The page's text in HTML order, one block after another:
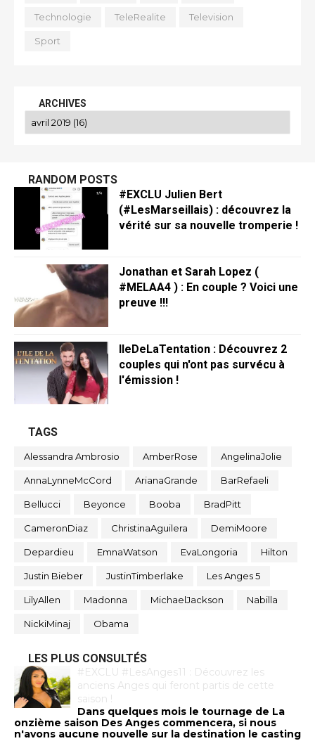
Technologie TeleRealite Television
Sport
ARCHIVES
RANDOM POSTS
#EXCLU Julien Bert
(#LesMarseillais) : découvrez la
vérité sur sa nouvelle tromperie !
Jonathan et Sarah Lopez (
#MELAA4 ) : En couple ? Voici une
preuve !!!
IleDeLaTentation : Découvrez 2
couples qui n'ont pas survécu à
l'émission !
TAGS
Alessandra Ambrosio AmberRose AngelinaJolie
AnnaLynneMcCord ArianaGrande BarRefaeli
Bellucci Beyonce Booba BradPitt
CameronDiaz ChristinaAguilera DemiMoore
Depardieu EmnaWatson EvaLongoria Hilton
Justin Bieber JustinTimberlake Les Anges 5
LilyAllen Madonna MichaelJackson Nabilla
NickiMinaj Obama
LES PLUS CONSULTÉS
#EXCLU #LesAnges11 : Découvrez les
anciens Anges qui feront partis de cette
saison !
Dans quelques mois le tournage de La
onzième saison Des Anges commencera, si nous
n'avons aucune nouvelle sur la destination le casting